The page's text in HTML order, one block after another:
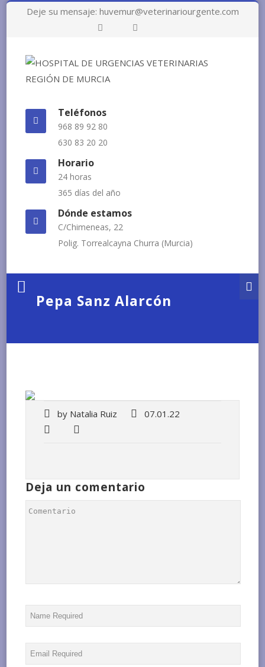
Deje su mensaje: huvemur@veterinariourgente.com
Teléfonos
968 89 92 80
630 83 20 20
Horario
24 horas
365 días del año
Dónde estamos
C/Chimeneas, 22
Polig. Torrealcayna Churra (Murcia)
Pepa Sanz Alarcón
by Natalia Ruiz 07.01.22
Deja un comentario